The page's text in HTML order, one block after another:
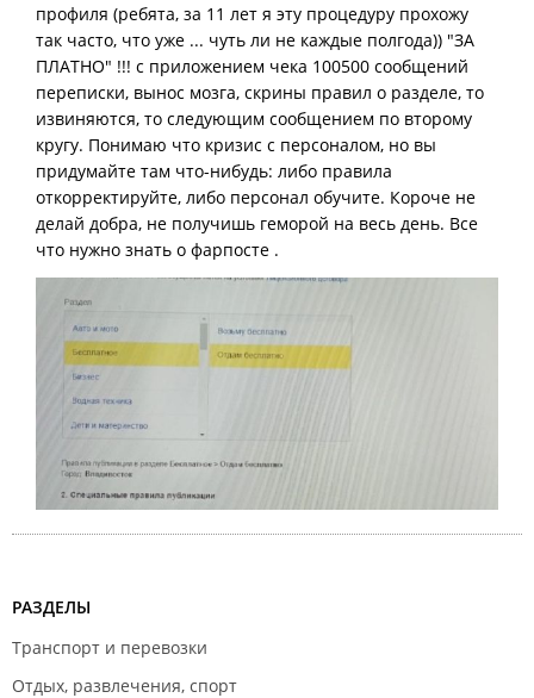
профиля (ребята, за 11 лет я эту процедуру прохожу
так часто, что уже ... чуть ли не каждые полгода)) "ЗА
ПЛАТНО" !!! с приложением чека 100500 сообщений
переписки, вынос мозга, скрины правил о разделе, то
извиняются, то следующим сообщением по второму
кругу. Понимаю что кризис с персоналом, но вы
придумайте там что-нибудь: либо правила
откорректируйте, либо персонал обучите. Короче не
делай добра, не получишь геморой на весь день. Все
что нужно знать о фарпосте .
РАЗДЕЛЫ
Транспорт и перевозки
Отдых, развлечения, спорт